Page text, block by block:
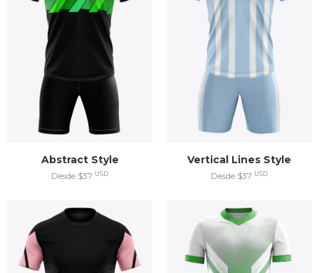
Abstract Style
Desde $37 USD
Vertical Lines Style
Desde $37 USD